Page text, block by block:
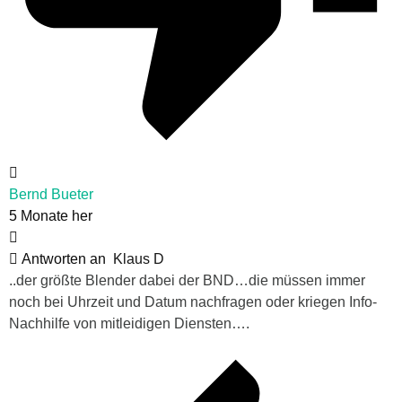
Bernd Bueter
5 Monate her
Antworten an
Klaus D
..der größte Blender dabei der BND…die müssen immer
noch bei Uhrzeit und Datum nachfragen oder kriegen Info-
Nachhilfe von mitleidigen Diensten….